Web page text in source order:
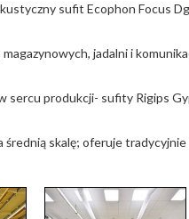
sufit Ecophon Focus
jadalni i
sercu produkcji- sufity Rigips
skalę; oferuje